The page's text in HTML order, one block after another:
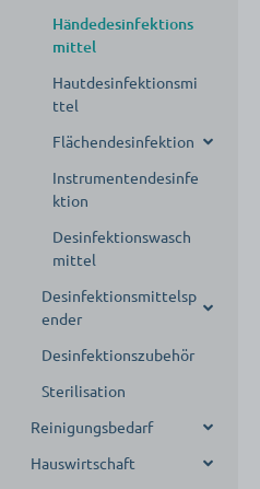
Sonstige
Handschuhe
Handpflege
Haarpflege
Mundpflege
Gesichtspflege
Körperpflege
Körperreinigung
Händedesinfektions
mittel
Hautdesinfektionsmi
ttel
Flächendesinfektion
Flächendesinfektio
nsmittel
Flächendesinfektio
nstücher
Instrumentendesinfe
ktion
Desinfektionswasch
mittel
Desinfektionsmittelsp
ender
Desinfektionsmittels
pender stehend
Desinfektionsmittels
Desinfektionszubehör
Sterilisation
Reinigungsbedarf
Reinigungsmittel
Hauswirtschaft